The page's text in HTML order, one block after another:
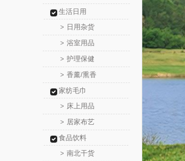
生活日用
> 日用杂货
> 浴室用品
> 护理保健
> 香薰/熏香
家纺毛巾
> 床上用品
> 居家布艺
食品饮料
> 南北干货